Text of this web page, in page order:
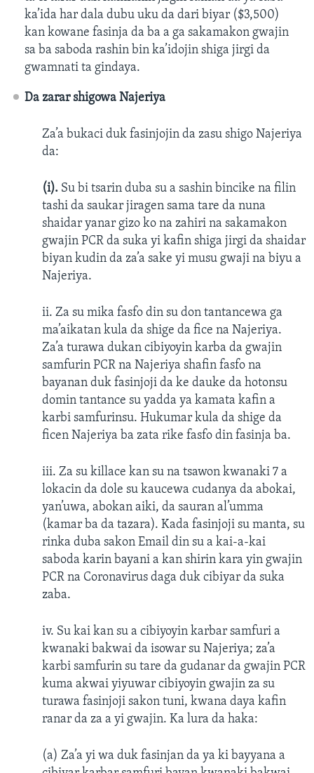
ka’ida har dala dubu uku da dari biyar ($3,500)
kan kowane fasinja da ba a ga sakamakon gwajin
sa ba saboda rashin bin ka’idojin shiga jirgi da
gwamnati ta gindaya.
Da zarar shigowa Najeriya
Za’a bukaci duk fasinjojin da zasu shigo Najeriya
da:
(i). Su bi tsarin duba su a sashin bincike na filin
tashi da saukar jiragen sama tare da nuna
shaidar yanar gizo ko na zahiri na sakamakon
gwajin PCR da suka yi kafin shiga jirgi da shaidar
biyan kudin da za’a sake yi musu gwaji na biyu a
Najeriya.
ii. Za su mika fasfo din su don tantancewa ga
ma’aikatan kula da shige da fice na Najeriya.
Za’a turawa dukan cibiyoyin karba da gwajin
samfurin PCR na Najeriya shafin fasfo na
bayanan duk fasinjoji da ke dauke da hotonsu
domin tantance su yadda ya kamata kafin a
karbi samfurinsu. Hukumar kula da shige da
ficen Najeriya ba zata rike fasfo din fasinja ba.
iii. Za su killace kan su na tsawon kwanaki 7 a
lokacin da dole su kaucewa cudanya da abokai,
yan’uwa, abokan aiki, da sauran al’umma
(kamar ba da tazara). Kada fasinjoji su manta, su
rinka duba sakon Email din su a kai-a-kai
saboda karin bayani a kan shirin kara yin gwajin
PCR na Coronavirus daga duk cibiyar da suka
zaba.
iv. Su kai kan su a cibiyoyin karbar samfuri a
kwanaki bakwai da isowar su Najeriya; za’a
karbi samfurin su tare da gudanar da gwajin PCR
kuma akwai yiyuwar cibiyoyin gwajin za su
turawa fasinjoji sakon tuni, kwana daya kafin
ranar da za a yi gwajin. Ka lura da haka:
(a) Za’a yi wa duk fasinjan da ya ki bayyana a